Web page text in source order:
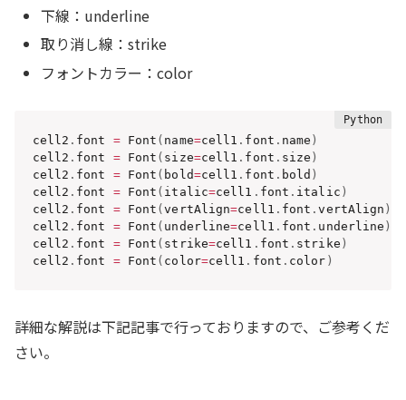
下線：underline
取り消し線：strike
フォントカラー：color
cell2 . font = Font ( name=cell1 . font . name )
cell2 . font = Font ( size=cell1 . font . size )
cell2 . font = Font ( bold=cell1 . font . bold )
cell2 . font = Font ( italic=cell1 . font . italic )
cell2 . font = Font (vertAlign=cell1 . font .vertAlign )
cell2 . font = Font ( underline=cell1 . font . underline )
cell2 . font = Font ( strike=cell1 . font . strike )
cell2 . font = Font ( color=cell1 . font . color )
詳細な解説は下記記事で行っておりますので、ご参考くだ
さい。